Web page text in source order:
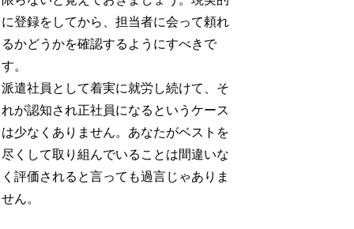
に登録をしてから、担当者に会って頼れ
るかどうかを確認するようにすべきで
す。
派遣社員として着実に就労し続けて、そ
れが認知され正社員になるというケース
は少なくありません。あなたがベストを
尽くして取り組んでいることは間違いな
く評価されると言っても過言じゃありま
せん。